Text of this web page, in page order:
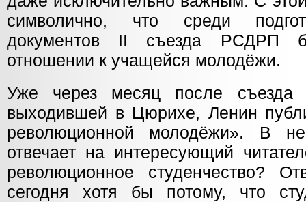
символично, что среди
документов II съезда РСДРП
отношении к учащейся молодёжи.
Уже через месяц после съезда
выходившей в Цюрихе, Ленин
революционной молодёжи». В
отвечает на интересующий
революционное студенчество?
сегодня хотя бы потому, что